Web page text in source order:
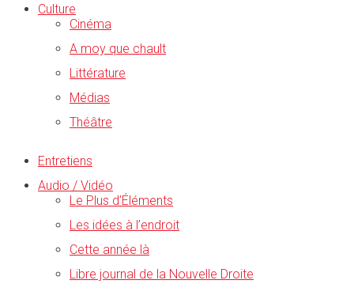
Culture
Cinéma
A moy que chault
Littérature
Médias
Théâtre
Entretiens
Audio / Vidéo
Le Plus d’Éléments
Les idées à l’endroit
Cette année là
Libre journal de la Nouvelle Droite